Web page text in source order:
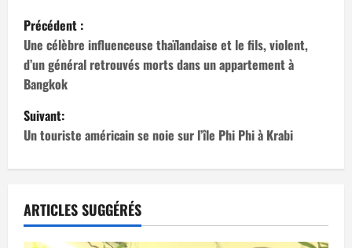
N
a
v
i
g
t
Précédent :
Une célèbre influenceuse thaïlandaise et le fils, violent,
d’un général retrouvés morts dans un appartement à
Bangkok
Suivant:
Un touriste américain se noie sur l’île Phi Phi à Krabi
ARTICLES SUGGÉRÉS